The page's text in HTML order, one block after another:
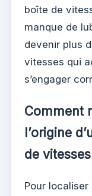
boîte de
manque de
devenir plus
vitesses qui
s’engager
Comment
l’origine
de
Pour